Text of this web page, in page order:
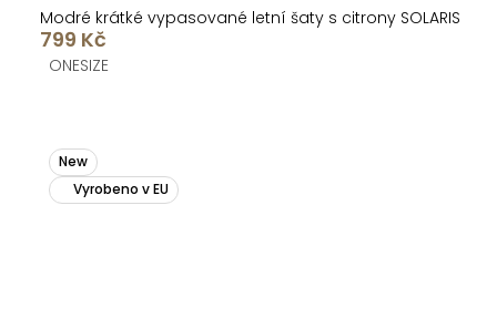
Modré krátké vypasované letní šaty s citrony SOLARIS
799 Kč
ONESIZE
New
Vyrobeno v EU